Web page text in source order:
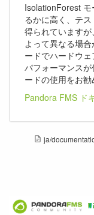
IsolationForest
るかに高く、テ
得られています
よって異なる場
ードでハードウ
パフォーマンス
ードの使用をお勧
Pandora FMS ド
ja/